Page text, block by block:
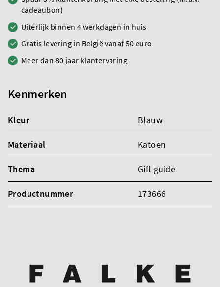
cadeaubon)
Uiterlijk binnen 4 werkdagen in huis
Gratis levering in België vanaf 50 euro
Meer dan 80 jaar klantervaring
Kenmerken
Kleur Blauw
Materiaal Katoen
Thema Gift guide
Productnummer 173666